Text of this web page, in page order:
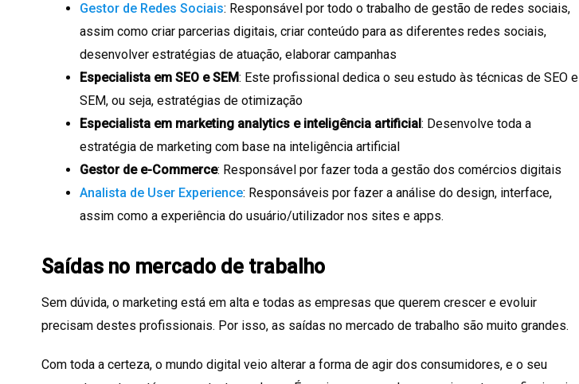
Gestor de Redes Sociais: Responsável por todo o trabalho de gestão de redes sociais,
assim como criar parcerias digitais, criar conteúdo para as diferentes redes sociais,
desenvolver estratégias de atuação, elaborar campanhas
Especialista em SEO e SEM: Este profissional dedica o seu estudo às técnicas de SEO e
SEM, ou seja, estratégias de otimização
Especialista em marketing analytics e inteligência artificial : Desenvolve toda a
estratégia de marketing com base na inteligência artificial
Gestor de e-Commerce: Responsável por fazer toda a gestão dos comércios digitais
Analista de User Experience: Responsáveis por fazer a análise do design, interface,
assim como a experiência do usuário/utilizador nos sites e apps.
Saídas no mercado de trabalho
Sem dúvida, o marketing está em alta e todas as empresas que querem crescer e evoluir
precisam destes profissionais. Por isso, as saídas no mercado de trabalho são muito grandes.
Com toda a certeza, o mundo digital veio alterar a forma de agir dos consumidores, e o seu